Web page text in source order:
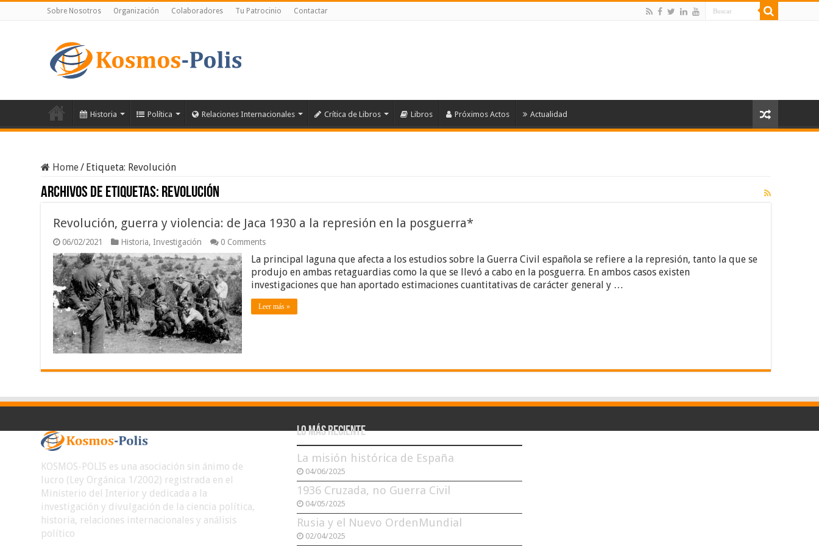
Sobre Nosotros Organización Colaboradores Tu Patrocinio Contactar
Historia Política Relaciones Internacionales Crítica de Libros Libros Próximos Actos Actualidad
Home/ Etiqueta: Revolución
Archivos de etiquetas: Revolución
Revolución, guerra y violencia: de Jaca 1930 a la represión en la posguerra*
06/02/2021 Historia,Investigación 0 Comments
La principal laguna que afecta a los estudios sobre la Guerra Civil española se refiere a la represión, tanto la que se
produjo en ambas retaguardias como la que se llevó a cabo en la posguerra. En ambos casos existen
investigaciones que han aportado estimaciones cuantitativas de carácter general y …
Leer más »
KOSMOS-POLIS es una asociación sin ánimo de
lucro (Ley Orgánica 1/2002) registrada en el
Ministerio del Interior y dedicada a la
investigación y divulgación de la ciencia política,
historia, relaciones internacionales y análisis
político
Lo más reciente
La misión histórica de España
04/06/2025
1936 Cruzada, no Guerra Civil
04/05/2025
Rusia y el Nuevo OrdenMundial
02/04/2025